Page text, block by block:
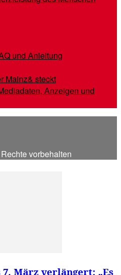
und Anleitung
Mainz& steckt
Anzeigen und
vorbehalten
März verlängert: „Es